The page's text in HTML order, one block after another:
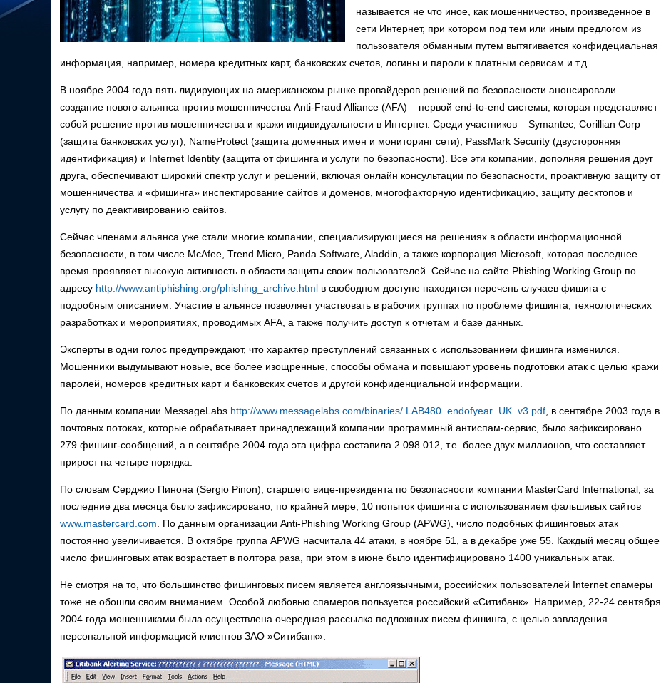
называется не что иное, как мошенничество, произведенное в
сети Интернет, при котором под тем или иным предлогом из
пользователя обманным путем вытягивается конфидециальная
информация, например, номера кредитных карт, банковских счетов, логины и пароли к платным сервисам и т.д.
В ноябре 2004 года пять лидирующих на американском рынке провайдеров решений по безопасности анонсировали
создание нового альянса против мошенничества Anti-Fraud Alliance (AFA) – первой end-to-end системы, которая представляет
собой решение против мошенничества и кражи индивидуальности в Интернет. Среди участников – Symantec, Corillian Corp
(защита банковских услуг), NameProtect (защита доменных имен и мониторинг сети), PassMark Security (двусторонняя
идентификация) и Internet Identity (защита от фишинга и услуги по безопасности). Все эти компании, дополняя решения друг
друга, обеспечивают широкий спектр услуг и решений, включая онлайн консультации по безопасности, проактивную защиту от
мошенничества и «фишинга» инспектирование сайтов и доменов, многофакторную идентификацию, защиту десктопов и
услугу по деактивированию сайтов.
Сейчас членами альянса уже стали многие компании, специализирующиеся на решениях в области информационной
безопасности, в том числе McAfee, Trend Micro, Panda Software, Aladdin, а также корпорация Microsoft, которая последнее
время проявляет высокую активность в области защиты своих пользователей. Сейчас на сайте Phishing Working Group по
адресу http://www.antiphishing.org/phishing_archive.html в свободном доступе находится перечень случаев фишига с
подробным описанием. Участие в альянсе позволяет участвовать в рабочих группах по проблеме фишинга, технологических
разработках и мероприятиях, проводимых AFA, а также получить доступ к отчетам и базе данных.
Эксперты в одни голос предупреждают, что характер преступлений связанных с использованием фишинга изменился.
Мошенники выдумывают новые, все более изощренные, способы обмана и повышают уровень подготовки атак с целью кражи
паролей, номеров кредитных карт и банковских счетов и другой конфиденциальной информации.
По данным компании MessageLabs http://www.messagelabs.com/binaries/ LAB480_endofyear_UK_v3.pdf , в сентябре 2003 года в
почтовых потоках, которые обрабатывает принадлежащий компании программный антиспам-сервис, было зафиксировано
279 фишинг-сообщений, а в сентябре 2004 года эта цифра составила 2 098 012, т.е. более двух миллионов, что составляет
прирост на четыре порядка.
По словам Серджио Пинона (Sergio Pinon), старшего вице-президента по безопасности компании MasterCard International, за
последние два месяца было зафиксировано, по крайней мере, 10 попыток фишинга с использованием фальшивых сайтов
www.mastercard.com . По данным организации Anti-Phishing Working Group (APWG), число подобных фишинговых атак
постоянно увеличивается. В октябре группа APWG насчитала 44 атаки, в ноябре 51, а в декабре уже 55. Каждый месяц общее
число фишинговых атак возрастает в полтора раза, при этом в июне было идентифицировано 1400 уникальных атак.
Не смотря на то, что большинство фишинговых писем является англоязычными, российских пользователей Internet спамеры
тоже не обошли своим вниманием. Особой любовью спамеров пользуется российский «Ситибанк». Например, 22-24 сентября
2004 года мошенниками была осуществлена очередная рассылка подложных писем фишинга, с целью завладения
персональной информацией клиентов ЗАО »Ситибанк».